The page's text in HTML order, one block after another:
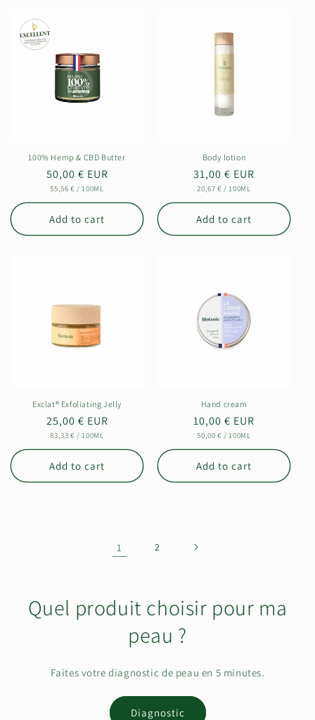
100% Hemp & CBD Butter
Regular
price
50,00 € EUR
UNIT
55,56 € / PER
100ML
Add to cart
Body lotion
Regular
price
31,00 € EUR
UNIT
20,67 € / PER
100ML
Add to cart
Exclat® Exfoliating Jelly
Regular
price
25,00 € EUR
UNIT
83,33 € / PER
100ML
Add to cart
Hand cream
Regular
price
10,00 € EUR
UNIT
50,00 € / PER
100ML
Add to cart
1 2
Quel produit choisir pour ma
peau ?
Faites votre diagnostic de peau en 5 minutes.
Diagnostic